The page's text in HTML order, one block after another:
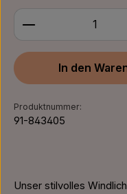
Produkt Anzahl:
In den
Produktnummer:
91-843405
Unser stilvolles